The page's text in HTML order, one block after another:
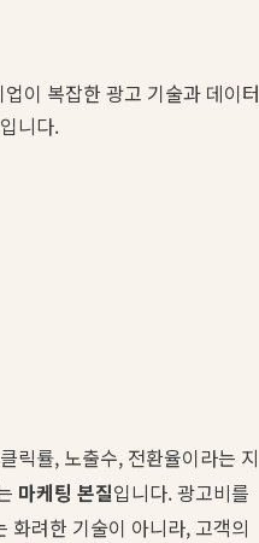
이 복잡한 광고 기술과 데이터
니다.
릭률, 노출수, 전환율이라는 지
마케팅 본질입니다. 광고비를
화려한 기술이 아니라, 고객의